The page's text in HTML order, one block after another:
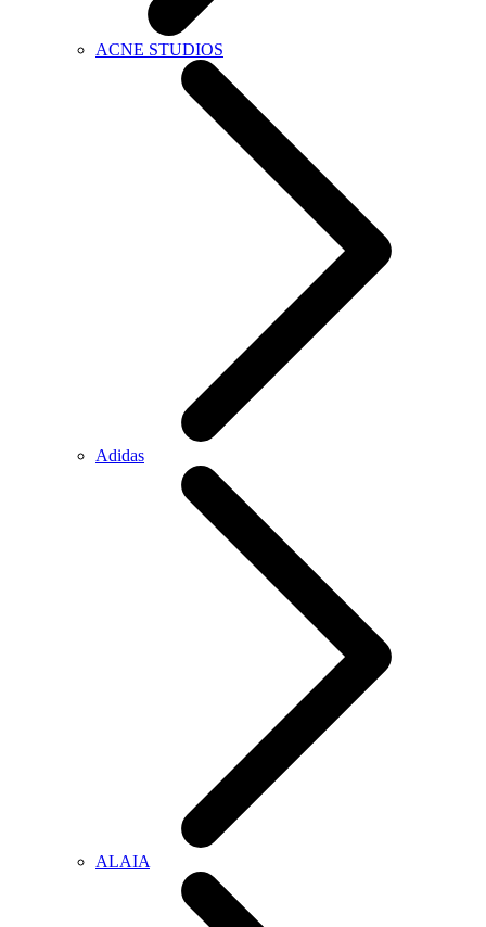
ACNE STUDIOS
Adidas
ALAIA